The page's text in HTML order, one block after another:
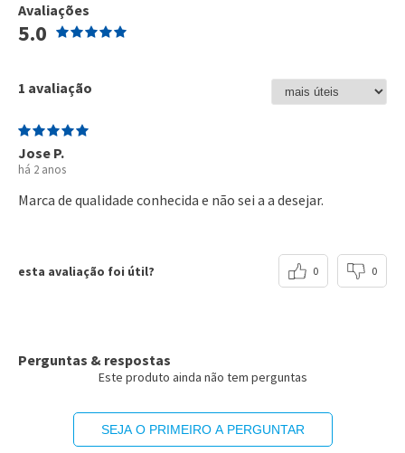
Avaliações
5.0
1 avaliação
Jose P.
há 2 anos
Marca de qualidade conhecida e não sei a a desejar.
esta avaliação foi útil? 0 0
Perguntas & respostas
Este produto ainda não tem perguntas
SEJA O PRIMEIRO A PERGUNTAR